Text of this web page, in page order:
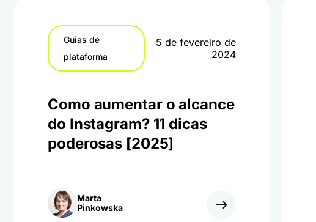
Guias de
plataforma
5 de fevereiro de
2024
Como aumentar o alcance
do Instagram? 11 dicas
poderosas [2025]
Marta
Pinkowska